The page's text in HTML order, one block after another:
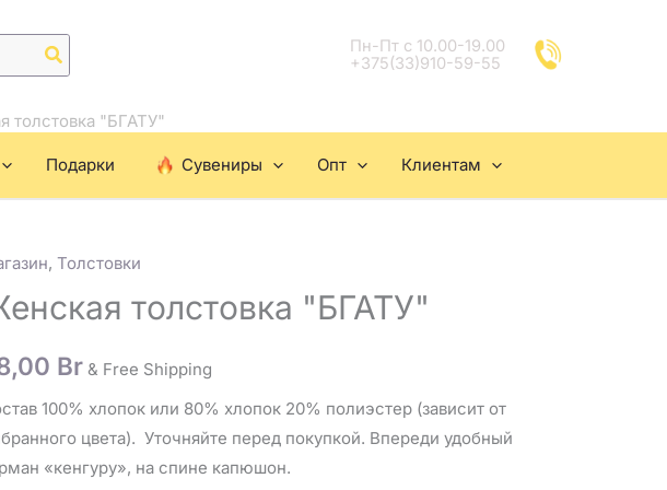
Пн-Пт с 10.00-19.00
+375(33)910-59-55
толстовка "БГАТУ"
Подарки Сувениры Опт Клиентам
, Толстовки
толстовка "БГАТУ"
Br & Free Shipping
100% хлопок или 80% хлопок 20% полиэстер (зависит от
цвета). Уточняйте перед покупкой. Впереди удобный
«кенгуру», на спине капюшон.